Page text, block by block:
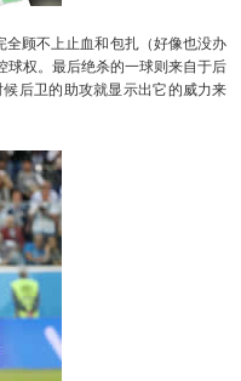
顾不上止血和包扎（好像也没办
球权。最后绝杀的一球则来自于后
后卫的助攻就显示出它的威力来